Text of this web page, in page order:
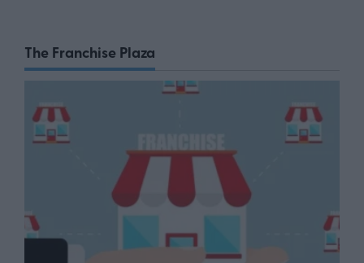
The Franchise Plaza